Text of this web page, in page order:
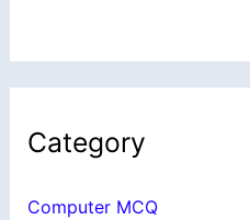
Category
Computer MCQ